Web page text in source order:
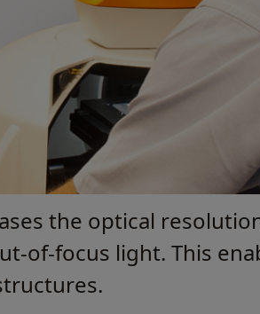
the optical
of-focus light. This